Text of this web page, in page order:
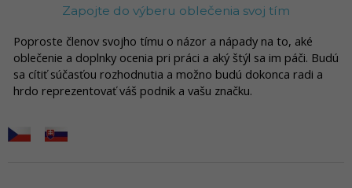
Zapojte do výberu oblečenia svoj tím
Poproste členov svojho tímu o názor a nápady na to, aké
oblečenie a doplnky ocenia pri práci a aký štýl sa im páči. Budú
sa cítiť súčasťou rozhodnutia a možno budú dokonca radi a
hrdo reprezentovať váš podnik a vašu značku.